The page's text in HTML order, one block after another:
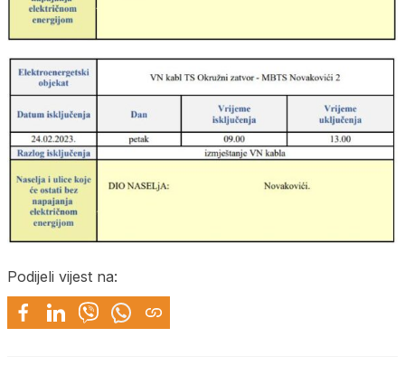
Podijeli vijest na: